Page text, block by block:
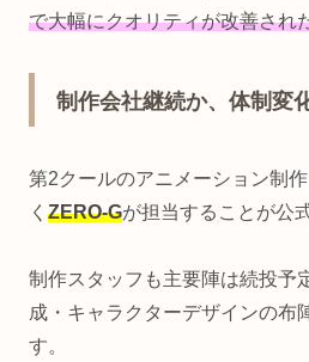
で大幅にクオリティが改善され
制作会社継続か、体制変
第2クールのアニメーション制
く ZERO-Gが担当することが公
制作スタッフも主要陣は続投予
成・キャラクターデザインの布
す。